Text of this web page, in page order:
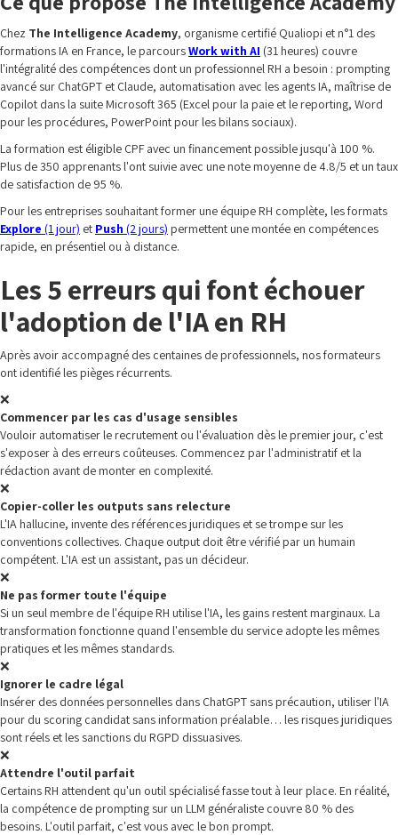
Chez The Intelligence Academy, organisme certifié Qualiopi et n°1 des
formations IA en France, le parcoursWork with AI (31 heures) couvre
l'intégralité des compétences dont un professionnel RH a besoin : prompting
avancé sur ChatGPT et Claude, automatisation avec les agents IA, maîtrise de
Copilot dans la suite Microsoft 365 (Excel pour la paie et le reporting, Word
pour les procédures, PowerPoint pour les bilans sociaux).
La formation est éligible CPF avec un financement possible jusqu'à 100 %.
Plus de 350 apprenants l'ont suivie avec une note moyenne de 4.8/5 et un taux
de satisfaction de 95 %.
Pour les entreprises souhaitant former une équipe RH complète, les formats
Explore (1 jour) et Push (2 jours) permettent une montée en compétences
rapide, en présentiel ou à distance.
Les 5 erreurs qui font échouer
l'adoption de l'IA en RH
Après avoir accompagné des centaines de professionnels, nos formateurs
ont identifié les pièges récurrents.
❌
Commencer par les cas d'usage sensibles
Vouloir automatiser le recrutement ou l'évaluation dès le premier jour, c'est
s'exposer à des erreurs coûteuses. Commencez par l'administratif et la
rédaction avant de monter en complexité.
❌
Copier-coller les outputs sans relecture
L'IA hallucine, invente des références juridiques et se trompe sur les
conventions collectives. Chaque output doit être vérifié par un humain
compétent. L'IA est un assistant, pas un décideur.
❌
Ne pas former toute l'équipe
Si un seul membre de l'équipe RH utilise l'IA, les gains restent marginaux. La
transformation fonctionne quand l'ensemble du service adopte les mêmes
pratiques et les mêmes standards.
❌
Ignorer le cadre légal
Insérer des données personnelles dans ChatGPT sans précaution, utiliser l'IA
pour du scoring candidat sans information préalable… les risques juridiques
sont réels et les sanctions du RGPD dissuasives.
❌
Attendre l'outil parfait
Certains RH attendent qu'un outil spécialisé fasse tout à leur place. En réalité,
la compétence de prompting sur un LLM généraliste couvre 80 % des
besoins. L'outil parfait, c'est vous avec le bon prompt.